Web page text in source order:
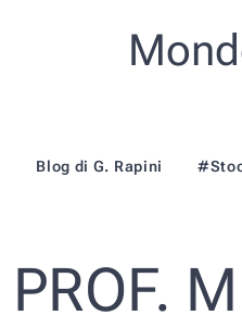
Blog di G. Rapini
PROF.